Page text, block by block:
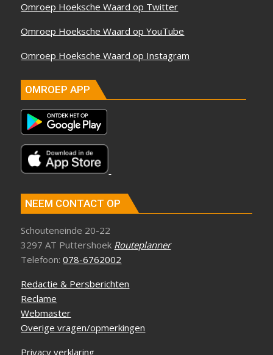
Omroep Hoeksche Waard op Twitter
Omroep Hoeksche Waard op YouTube
Omroep Hoeksche Waard op Instagram
OMROEP APP
NEEM CONTACT OP
Schouteneinde 20-22
3297 AT Puttershoek Routeplanner
Telefoon:078-6762002
Redactie & Persberichten
Reclame
Webmaster
Overige vragen/opmerkingen
Privacy verklaring